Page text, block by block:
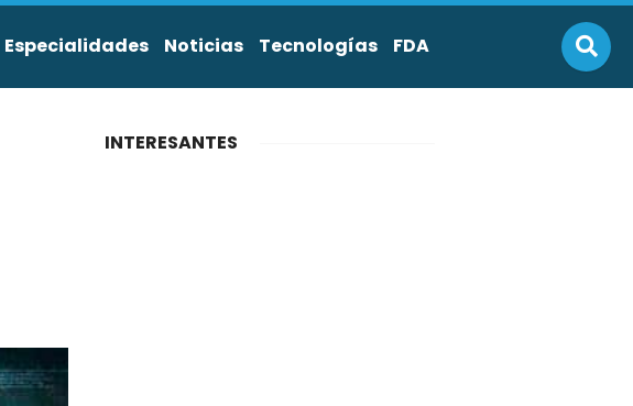
Especialidades Noticias Tecnologías FDA
INTERESANTES